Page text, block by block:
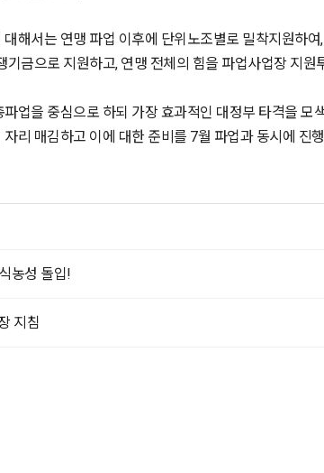
해서는 연맹 파업 이후에 단위노조별로 밀착지원하
기금으로 지원하고, 연맹 전체의 힘을 파업사업장 지원
업을 중심으로 하되 가장 효과적인 대정부 타격을
리 매김하고 이에 대한 준비를 7월 파업과 동시에 진
농성 돌입!
지침